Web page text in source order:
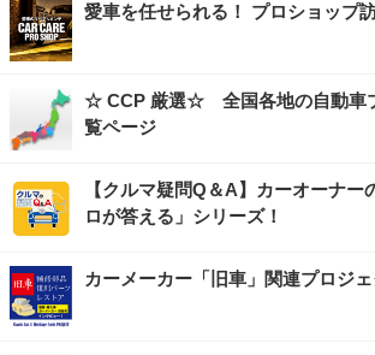
愛車を任せられる！ プロショップ
☆ CCP 厳選☆ 全国各地の自動車
覧ページ
【クルマ疑問Q＆A】カーオーナー
ロが答える」シリーズ！
カーメーカー「旧車」関連プロジ